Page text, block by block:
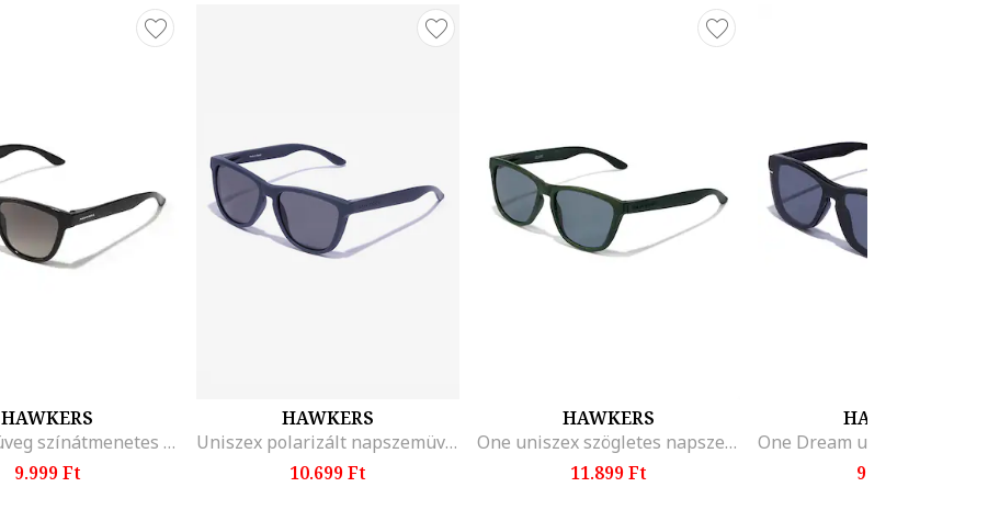
HAWKERS
Napszemüveg színátmenetes lencsékkel, Fekete
9.999 Ft
HAWKERS
Uniszex polarizált napszemüveg
10.699 Ft
HAWKERS
One uniszex szögletes napszemüveg polarizált lencsékkel
11.899 Ft
HAWKERS
9.399 Ft